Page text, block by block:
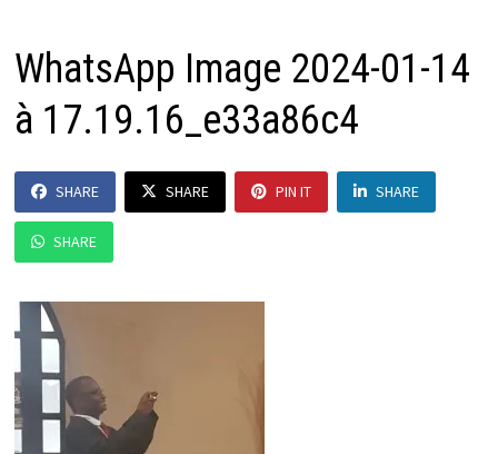
WhatsApp Image 2024-01-14
à 17.19.16_e33a86c4
SHARE SHARE PIN IT SHARE
SHARE